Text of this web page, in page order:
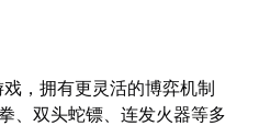
，拥有更灵活的博弈机制
、双头蛇镖、连发火器等多